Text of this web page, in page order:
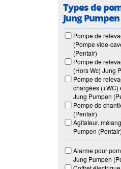
Types de
Jung
Pompe de
(Pompe vide-
(Pentair)
Pompe de
(Hors Wc) Jung
Pompe de
chargées (+WC)
Jung Pumpen
Pompe de
(Pentair)
Agitateur,
Pumpen (Pentair)
Alarme pour
Jung Pumpen